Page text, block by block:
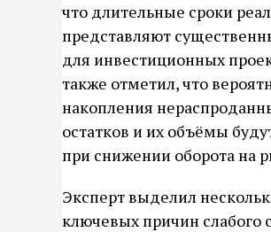
что длительные сроки
представляют
для инвестиционных
также отметил, что
накопления
остатков и их объёмы
при снижении оборота на
Эксперт выделил
ключевых причин слабого